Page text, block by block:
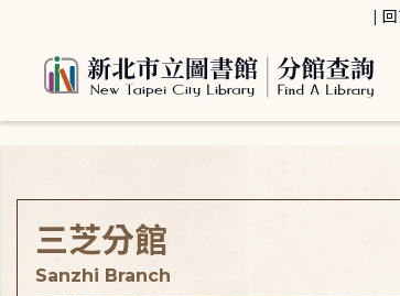
三芝分館
Sanzhi Branch